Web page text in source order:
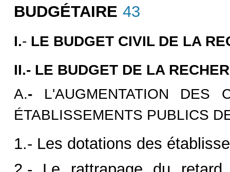
BUDGÉTAIRE 43
I.- LE BUDGET CIVIL DE LA
II.- LE BUDGET DE LA
A.- L'AUGMENTATION DES
ÉTABLISSEMENTS PUBLICS
1.- Les dotations des